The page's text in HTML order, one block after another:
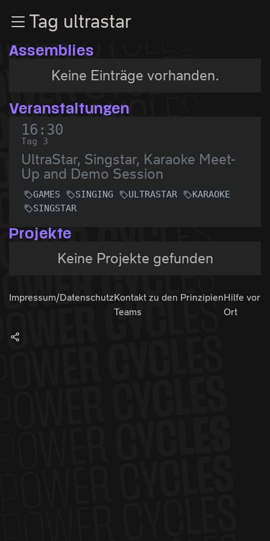
Zum InhaltTag ultrastar
Assemblies
Keine Einträge vorhanden.
Veranstaltungen
16:30
Tag 3
UltraStar, Singstar, Karaoke Meet-
Up and Demo Session
GAMES SINGING ULTRASTAR
KARAOKE
SINGSTAR
Projekte
Keine Projekte gefunden
Impressum/DatenschutzKontakt zu den
Teams
PrinzipienHilfe vor
Ort